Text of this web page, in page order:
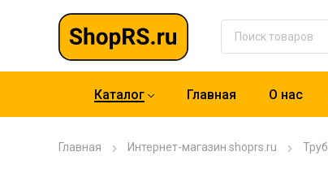
Каталог Главная О нас
Главная Интернет-магазин shoprs.ru